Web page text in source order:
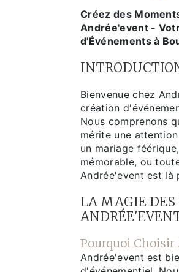
Créez des
Andrée'event -
d'Événements à
Bienvenue chez
création
Nous comprenons
mérite une
un mariage
mémorable, ou
Andrée'event est là
LA MAGIE DES
Pourquoi Choisir
Andrée'event est